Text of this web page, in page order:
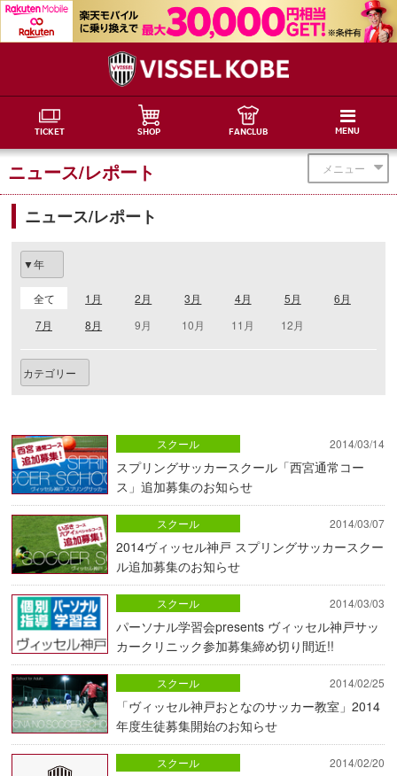
TICKET SHOP FANCLUB MENU
メニュー
ニュース/レポート
ニュース/レポート
全て 1月 2月 3月 4月 5月
6月
7月
8月 9月 10月 11月 12月
2014/03/14
スプリングサッカースクール「西宮通常コー
ス」追加募集のお知らせ
スクール
2014/03/07
2014ヴィッセル神戸 スプリングサッカースクー
ル追加募集のお知らせ
スクール
2014/03/03
パーソナル学習会presents ヴィッセル神戸サッ
カークリニック参加募集締め切り間近!!
スクール
2014/02/25
「ヴィッセル神戸おとなのサッカー教室」2014
年度生徒募集開始のお知らせ
スクール
2014/02/20
スクール